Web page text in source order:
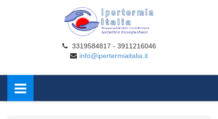
3319584817 - 3911216046
info@ipertermiaitalia.it